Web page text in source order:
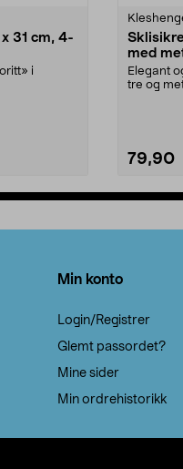
31 cm, 4-
i
med
Elegant
tre og
79,90
Min konto
Login/Registrer
Glemt passordet?
Mine sider
Min ordrehistorikk